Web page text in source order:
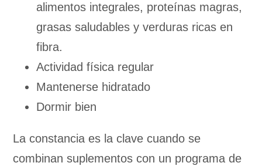
alimentos integrales, proteínas magras,
grasas saludables y verduras ricas en
fibra.
Actividad física regular
Mantenerse hidratado
Dormir bien
La constancia es la clave cuando se
combinan suplementos con un programa de